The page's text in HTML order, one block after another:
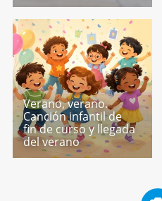
Verano, verano.
Canción infantil de
fin de curso y llegada
del verano